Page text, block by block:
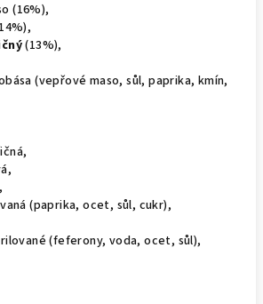
(16%),
(13%),
(vepřové maso, sůl, paprika, kmín,
(paprika, ocet, sůl, cukr),
(feferony, voda, ocet, sůl),